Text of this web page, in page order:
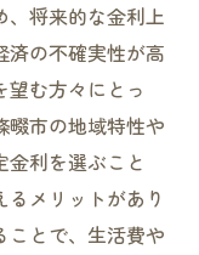
、将来的な金利上
済の不確実性が高
望む方々にとっ
畷市の地域特性や
利を選ぶこと
メリットがあり
ことで、生活費や